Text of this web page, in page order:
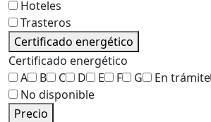
Hoteles
Trasteros
Certificado energético
Certificado energético
A
B C D E F G En trámite
No disponible
Precio